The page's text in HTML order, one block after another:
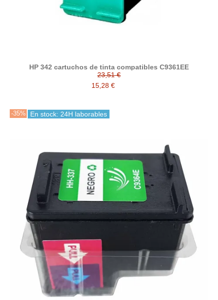
HP 342 cartuchos de tinta compatibles C9361EE
23,51 €
15,28 €
-35% En stock: 24H laborables